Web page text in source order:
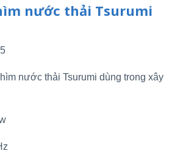
nước thải Tsurumi
nước thải Tsurumi dùng trong xây